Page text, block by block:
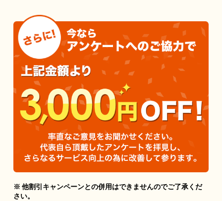
※ 他割引キャンペーンとの併用はできませんのでご了承くだ
さい。